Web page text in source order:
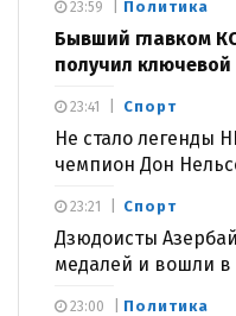
Политика
Бывший главком
получил ключевой
23:59
Спорт
Не стало легенды
чемпион Дон
23:41
Спорт
Дзюдоисты
медалей и вошли в
23:21
Политика
23:00